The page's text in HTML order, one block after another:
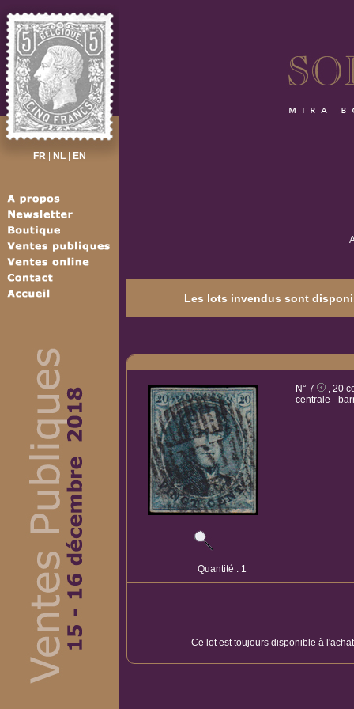
FR| NL| EN
Les lots invendus sont
N° 7
, 20
centrale -
Quantité : 1
Ce lot est toujours disponible à